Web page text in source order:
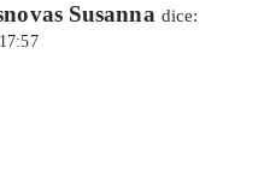
Susanna dice: